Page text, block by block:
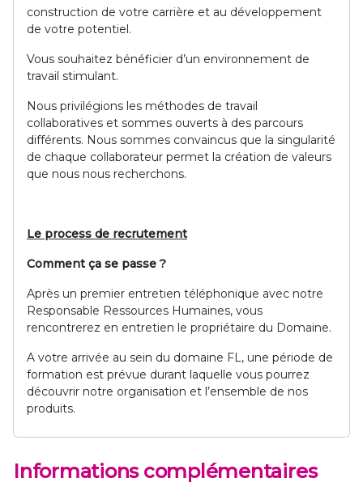
construction de votre carrière et au développement
de votre potentiel.
Vous souhaitez bénéficier d’un environnement de
travail stimulant.
Nous privilégions les méthodes de travail
collaboratives et sommes ouverts à des parcours
différents. Nous sommes convaincus que la singularité
de chaque collaborateur permet la création de valeurs
que nous nous recherchons.
Le process de recrutement
Comment ça se passe ?
Après un premier entretien téléphonique avec notre
Responsable Ressources Humaines, vous
rencontrerez en entretien le propriétaire du Domaine.
A votre arrivée au sein du domaine FL, une période de
formation est prévue durant laquelle vous pourrez
découvrir notre organisation et l’ensemble de nos
produits.
Informations complémentaires